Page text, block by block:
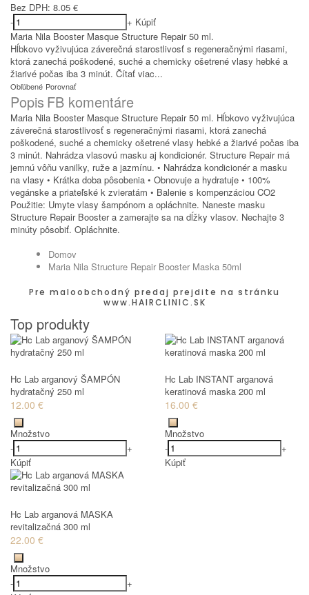
Bez DPH: 8.05 €
-
+ Kúpiť
Maria Nila Booster Masque Structure Repair 50 ml.
Hĺbkovo vyživujúca záverečná starostlivosť s regeneračnými riasami,
ktorá zanechá poškodené, suché a chemicky ošetrené vlasy hebké a
žiarivé počas iba 3 minút. Čítať viac...
Obľúbené Porovnať
Popis FB komentáre
Maria Nila Booster Masque Structure Repair 50 ml. Hĺbkovo vyživujúca
záverečná starostlivosť s regeneračnými riasami, ktorá zanechá
poškodené, suché a chemicky ošetrené vlasy hebké a žiarivé počas iba
3 minút. Nahrádza vlasovú masku aj kondicionér. Structure Repair má
jemnú vôňu vanilky, ruže a jazmínu. • Nahrádza kondicionér a masku
na vlasy • Krátka doba pôsobenia • Obnovuje a hydratuje • 100%
vegánske a priateľské k zvieratám • Balenie s kompenzáciou CO2
Použitie: Umyte vlasy šampónom a opláchnite. Naneste masku
Structure Repair Booster a zamerajte sa na dĺžky vlasov. Nechajte 3
minúty pôsobiť. Opláchnite.
Domov
Maria Nila Structure Repair Booster Maska 50ml
Pre maloobchodný predaj prejdite na stránku
www.HAIRCLINIC.SK
Top produkty
Hc Lab arganový ŠAMPÓN
hydratačný 250 ml
12.00 €
Množstvo
-
+
Kúpiť
Hc Lab INSTANT arganová
keratinová maska 200 ml
16.00 €
Množstvo
-
+
Kúpiť
Hc Lab arganová MASKA
revitalizačná 300 ml
22.00 €
Množstvo
-
+